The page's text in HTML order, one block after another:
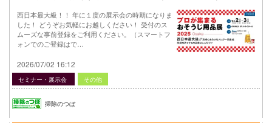
西日本最大級！！ 年に１度の展示会の時期になりま
した！ どうぞお気軽にお越しください！ 受付のス
ムーズな事前登録をご利用ください。（スマートフ
ォンでのご登録はで…
2026/07/02 16:12
セミナー・展示会 その他
掃除のつぼ